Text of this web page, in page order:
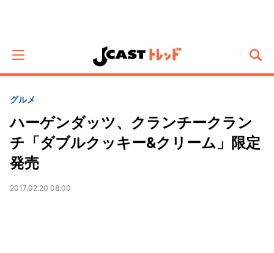
グルメ
ハーゲンダッツ、クランチークラン
チ「ダブルクッキー&クリーム」限定
発売
2017.02.20 08:00